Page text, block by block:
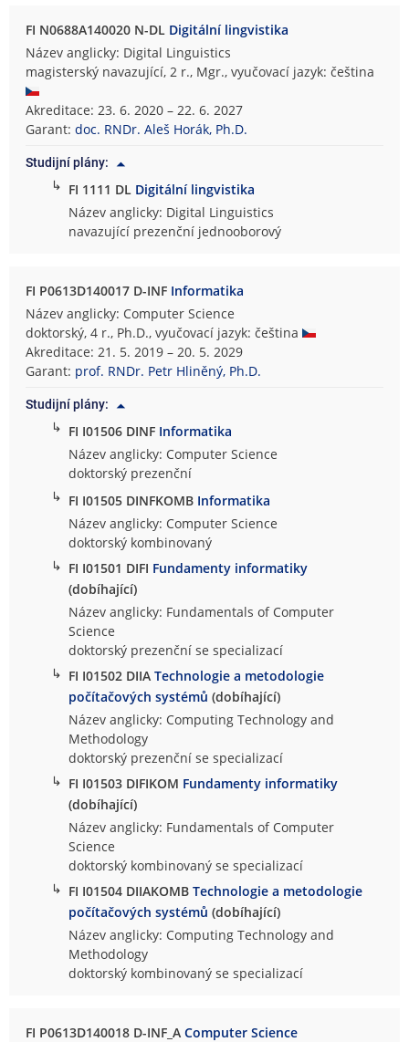
FI N0688A140020 N-DL Digitální lingvistika
Název anglicky: Digital Linguistics
magisterský navazující, 2 r., Mgr., vyučovací jazyk: čeština
Akreditace: 23. 6. 2020 – 22. 6. 2027
Garant:doc. RNDr. Aleš Horák, Ph.D.
Studijní plány:
↳ FI 1111 DL Digitální lingvistika
Název anglicky: Digital Linguistics
navazující prezenční jednooborový
FI P0613D140017 D-INF Informatika
Název anglicky: Computer Science
doktorský, 4 r., Ph.D., vyučovací jazyk: čeština
Akreditace: 21. 5. 2019 – 20. 5. 2029
Garant: prof. RNDr. Petr Hliněný, Ph.D.
Studijní plány:
↳ FI I01506 DINF Informatika
Název anglicky: Computer Science
doktorský prezenční
↳ FI I01505 DINFKOMB Informatika
Název anglicky: Computer Science
doktorský kombinovaný
↳ FI I01501 DIFI Fundamenty informatiky
(dobíhající)
Název anglicky: Fundamentals of Computer
Science
doktorský prezenční se specializací
↳ FI I01502 DIIATechnologie a metodologie
počítačových systémů (dobíhající)
Název anglicky: Computing Technology and
Methodology
doktorský prezenční se specializací
↳ FI I01503 DIFIKOM Fundamenty informatiky
(dobíhající)
Název anglicky: Fundamentals of Computer
Science
doktorský kombinovaný se specializací
↳ FI I01504 DIIAKOMBTechnologie a metodologie
počítačových systémů (dobíhající)
Název anglicky: Computing Technology and
Methodology
doktorský kombinovaný se specializací
FI P0613D140018 D-INF_AComputer Science